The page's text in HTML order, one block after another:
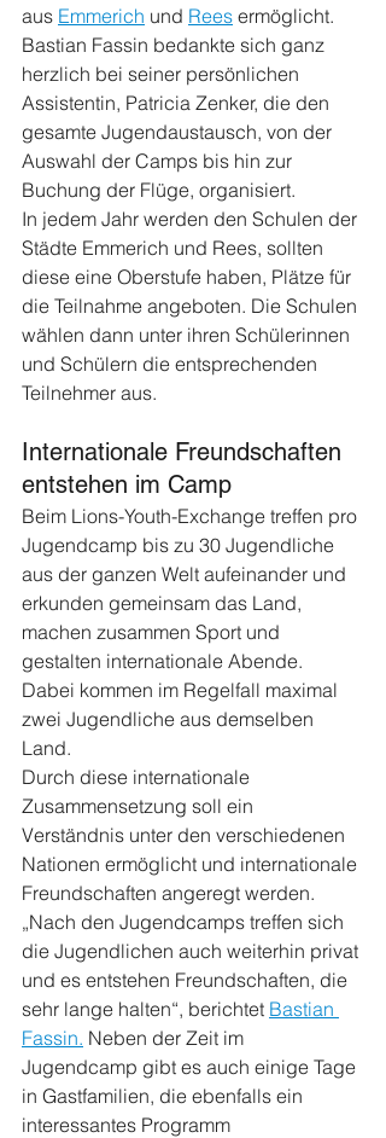
aus Emmerich und Rees ermöglicht.
Bastian Fassin bedankte sich ganz
herzlich bei seiner persönlichen
Assistentin, Patricia Zenker, die den
gesamte Jugendaustausch, von der
Auswahl der Camps bis hin zur
Buchung der Flüge, organisiert.
In jedem Jahr werden den Schulen der
Städte Emmerich und Rees, sollten
diese eine Oberstufe haben, Plätze für
die Teilnahme angeboten. Die Schulen
wählen dann unter ihren Schülerinnen
und Schülern die entsprechenden
Teilnehmer aus.
Internationale Freundschaften
entstehen im Camp
Beim Lions-Youth-Exchange treffen pro
Jugendcamp bis zu 30 Jugendliche
aus der ganzen Welt aufeinander und
erkunden gemeinsam das Land,
machen zusammen Sport und
gestalten internationale Abende.
Dabei kommen im Regelfall maximal
zwei Jugendliche aus demselben
Land.
Durch diese internationale
Zusammensetzung soll ein
Verständnis unter den verschiedenen
Nationen ermöglicht und internationale
Freundschaften angeregt werden.
„Nach den Jugendcamps treffen sich
die Jugendlichen auch weiterhin privat
und es entstehen Freundschaften, die
sehr lange halten“, berichtet Bastian
Fassin. Neben der Zeit im
Jugendcamp gibt es auch einige Tage
in Gastfamilien, die ebenfalls ein
interessantes Programm